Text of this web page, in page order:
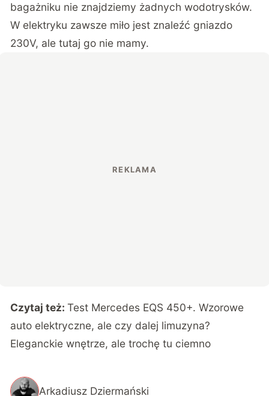
bagażniku nie znajdziemy żadnych wodotrysków.
W elektryku zawsze miło jest znaleźć gniazdo
230V, ale tutaj go nie mamy.
Czytaj też:Test Mercedes EQS 450+. Wzorowe
auto elektryczne, ale czy dalej limuzyna?
Eleganckie wnętrze, ale trochę tu ciemno
Arkadiusz Dziermański